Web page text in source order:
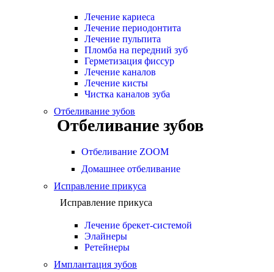
Лечение кариеса
Лечение периодонтита
Лечение пульпита
Пломба на передний зуб
Герметизация фиссур
Лечение каналов
Лечение кисты
Чистка каналов зуба
Отбеливание зубов
Отбеливание зубов
Отбеливание ZOOM
Домашнее отбеливание
Исправление прикуса
Исправление прикуса
Лечение брекет-системой
Элайнеры
Ретейнеры
Имплантация зубов